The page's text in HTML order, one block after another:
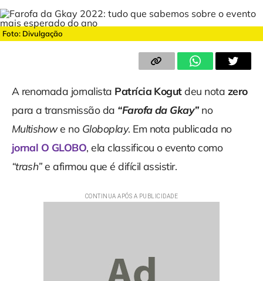
Foto: Divulgação
A renomada jornalista Patrícia Kogutdeu nota zero
para a transmissão da “Farofa da Gkay”no
Multishowe no Globoplay. Em nota publicada no
jornal O GLOBO, ela classificou o evento como
“trash”e afirmou que é difícil assistir.